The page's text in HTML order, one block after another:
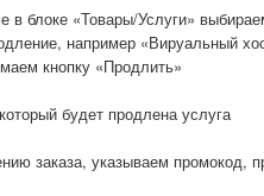
в блоке «Товары/Услуги»
например «Вируальный
кнопку «Продлить»
будет продлена услуга
заказа, указываем промокод,